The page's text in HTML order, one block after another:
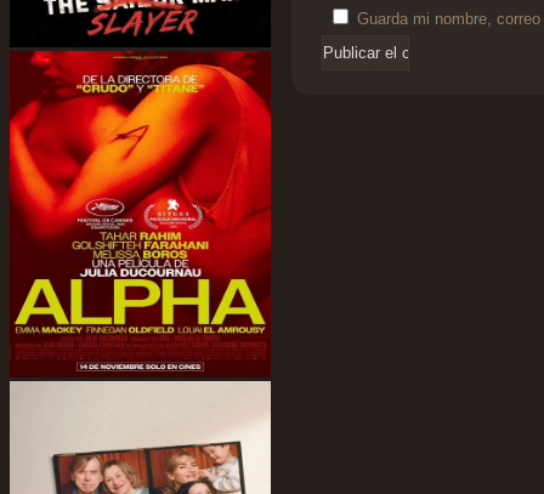
Guarda mi nombre,